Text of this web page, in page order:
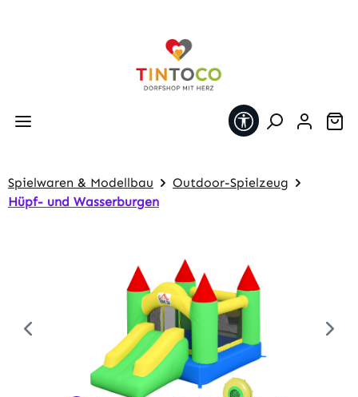
Werkzeugleiste
Spielwaren & Modellbau
Outdoor-Spielzeug
Hüpf- und Wasserburgen